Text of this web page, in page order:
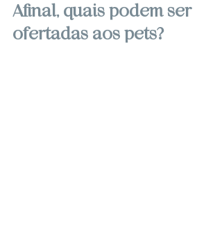
Afinal, quais podem ser
ofertadas aos pets?